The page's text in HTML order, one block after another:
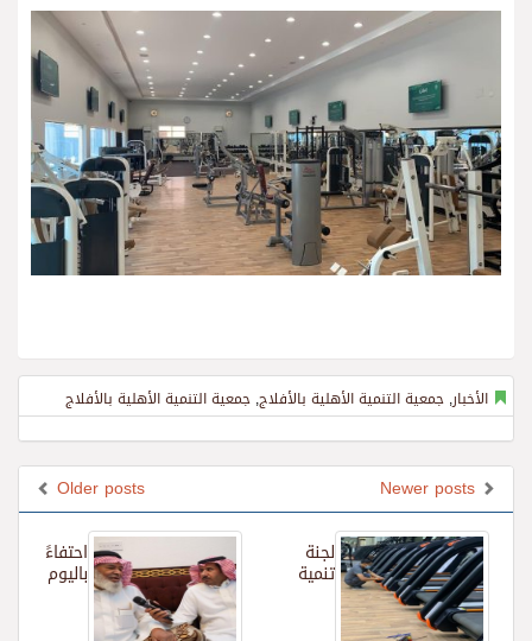
الأخبار, جمعية التنمية الأهلية بالأفلاج, جمعية التنمية الأهلية بالأفلاج
Older posts
احتفاءً
باليوم
لجنة
تنمية